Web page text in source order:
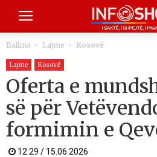
Ballina Lajme Kosovë
Lajme Kosovë
Oferta e
së për
formimin e
12:29 / 15.06.2026